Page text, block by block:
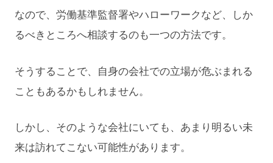
なので、労働基準監督署やハローワークなど、しか
るべきところへ相談するのも一つの方法です。
そうすることで、自身の会社での立場が危ぶまれる
こともあるかもしれません。
しかし、そのような会社にいても、あまり明るい未
来は訪れてこない可能性があります。